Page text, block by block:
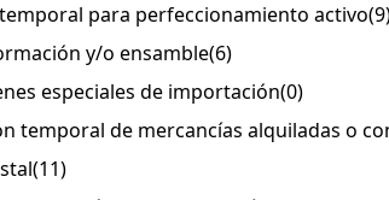
para perfeccionamiento activo
y/o ensamble(6)
especiales de importación(0)
temporal de mercancías alquiladas o
(11)